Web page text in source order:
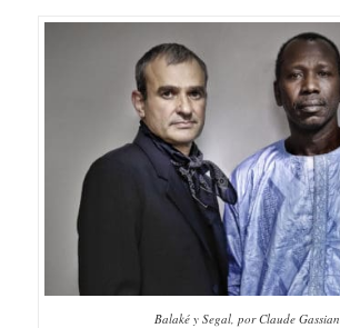
Balaké y Segal, por Claude Gassian.